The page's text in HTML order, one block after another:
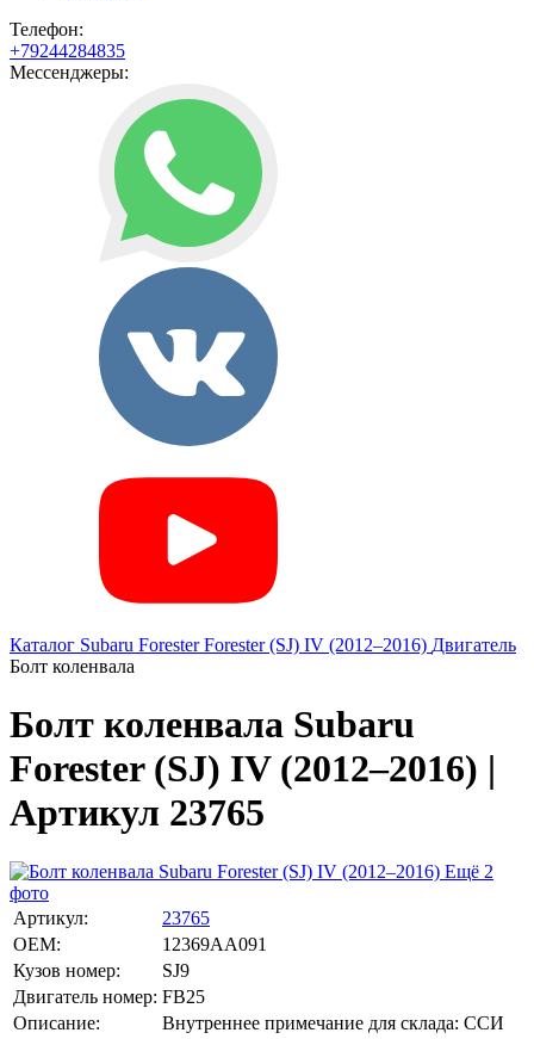
Телефон:
+79244284835
Мессенджеры:
Каталог Subaru Forester Forester (SJ) IV (2012–2016) Двигатель
Болт коленвала
Болт коленвала Subaru
Forester (SJ) IV (2012–2016) |
Артикул 23765
Ещё 2
фото
Артикул:
23765
OEM:
12369AA091
Кузов номер:
SJ9
Двигатель номер: FB25
Описание:
Внутреннее примечание для склада: ССИ